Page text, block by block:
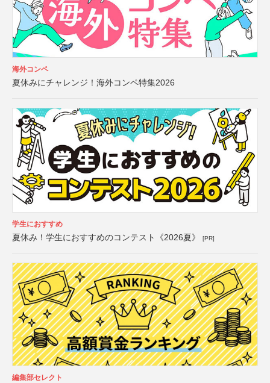
海外コンペ
夏休みにチャレンジ！海外コンペ特集2026
学生におすすめ
夏休み！学生におすすめのコンテスト《2026夏》 [PR]
編集部セレクト